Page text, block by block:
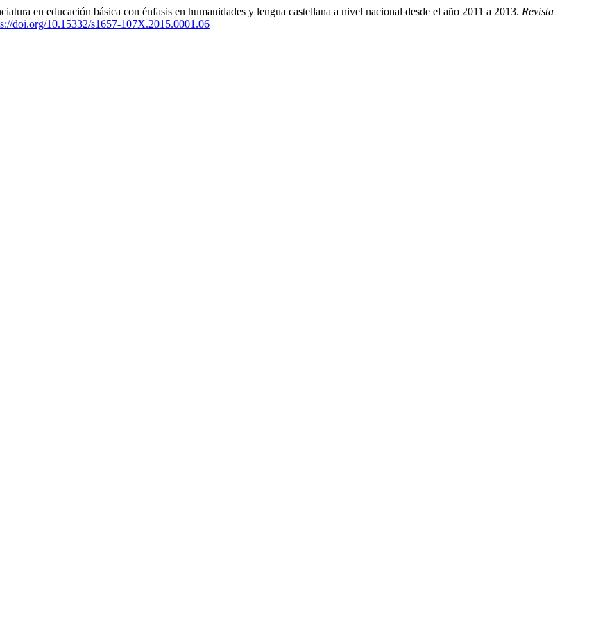
en educación básica con énfasis en humanidades y lengua castellana a nivel nacional desde el año 2011 a 2013. Revista
doi.org/10.15332/s1657-107X.2015.0001.06